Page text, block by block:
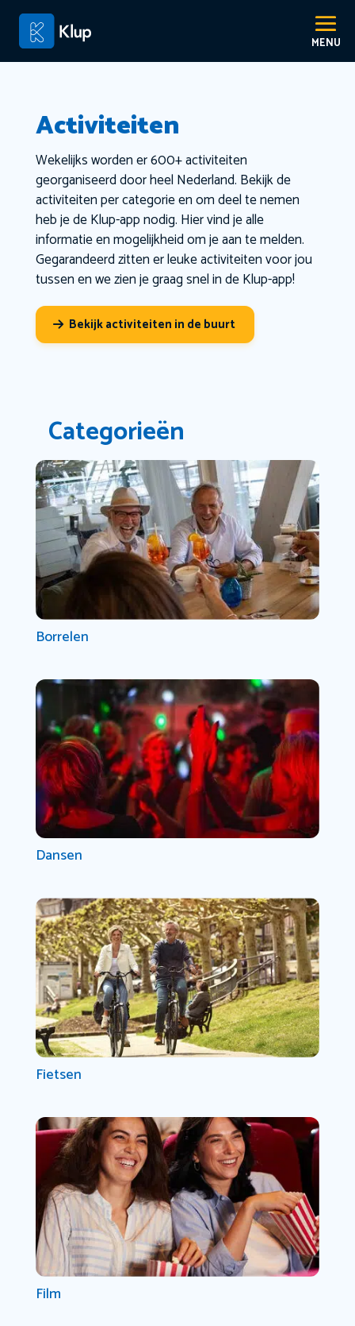
Activiteiten
Wekelijks worden er 600+ activiteiten
georganiseerd door heel Nederland. Bekijk de
activiteiten per categorie en om deel te nemen
heb je de Klup-app nodig. Hier vind je alle
informatie en mogelijkheid om je aan te melden.
Gegarandeerd zitten er leuke activiteiten voor jou
tussen en we zien je graag snel in de Klup-app!
Bekijk activiteiten in de buurt
Categorieën
Borrelen
Dansen
Fietsen
Film